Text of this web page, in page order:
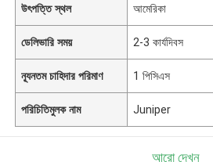
উৎপত্তি স্থল আমেরিকা
ডেলিভারি সময় 2-3 কার্যদিবস
ন্যূনতম চাহিদার পরিমাণ 1 পিসিএস
পরিচিতিমুলক নাম Juniper
আরো দেখুন